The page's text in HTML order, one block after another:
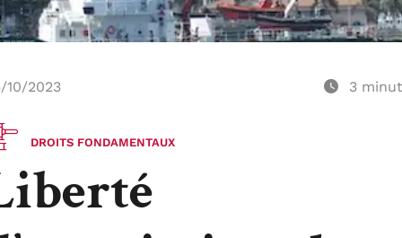
10/2023 3
DROITS FONDAMENTAUX